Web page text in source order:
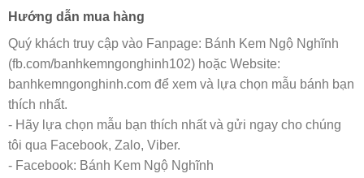
Hướng dẫn mua hàng
Quý khách truy cập vào Fanpage: Bánh Kem Ngộ Nghĩnh
(fb.com/banhkemngonghinh102) hoặc Website:
banhkemngonghinh.com để xem và lựa chọn mẫu bánh bạn
thích nhất.
- Hãy lựa chọn mẫu bạn thích nhất và gửi ngay cho chúng
tôi qua Facebook, Zalo, Viber.
- Facebook: Bánh Kem Ngộ Nghĩnh